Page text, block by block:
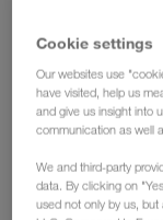
Cookie settings
Our websites use
have visited, help us
and give us insight into
communication as well
We and third-party
data. By clicking on
used not only by us,